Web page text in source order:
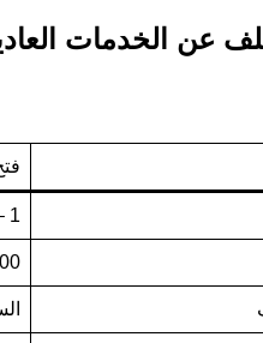
عن الخدمات
1 – 3 أيام
100 –